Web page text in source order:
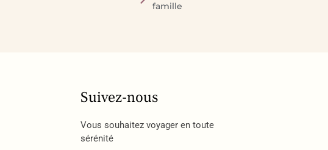
famille
Suivez-nous
Vous souhaitez voyager en toute
sérénité